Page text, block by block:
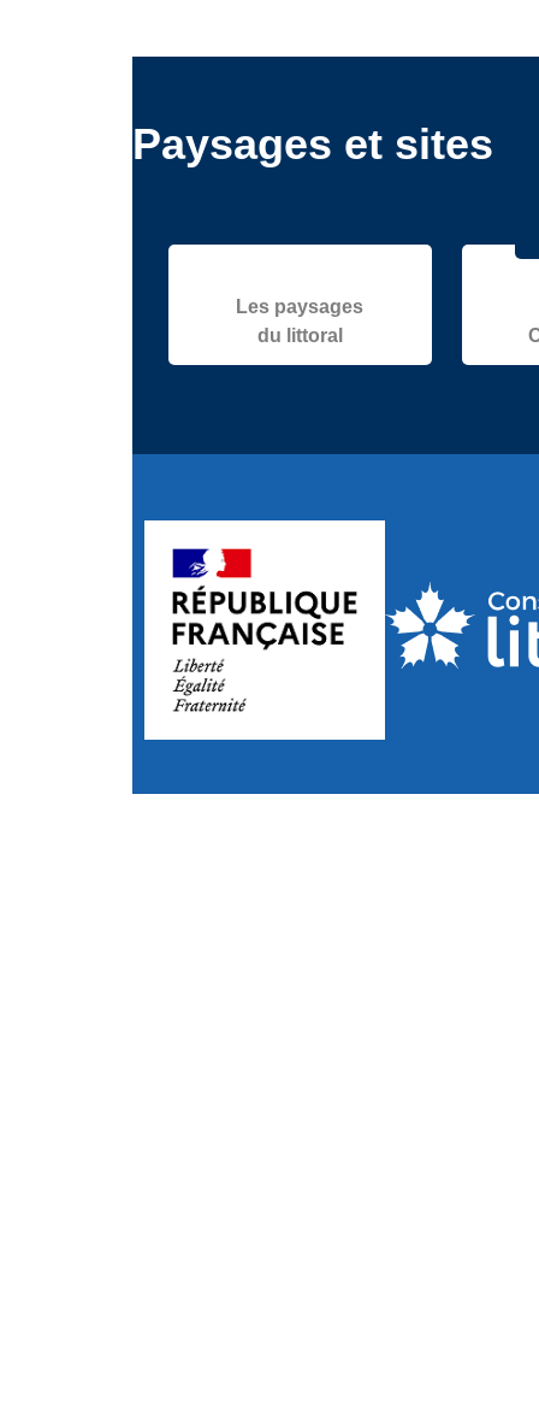
Paysages et sites
Les paysages
du littoral